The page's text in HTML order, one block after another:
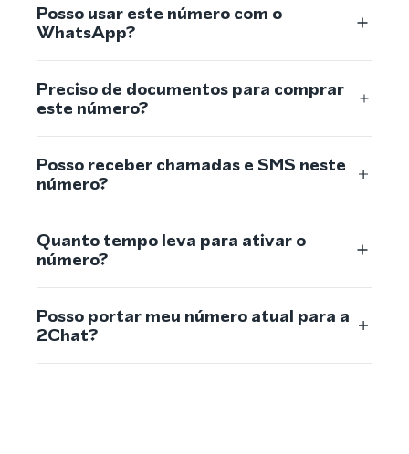
Posso usar este número com o
WhatsApp?
Preciso de documentos para comprar
este número?
Posso receber chamadas e SMS neste
número?
Quanto tempo leva para ativar o
número?
Posso portar meu número atual para a
2Chat?